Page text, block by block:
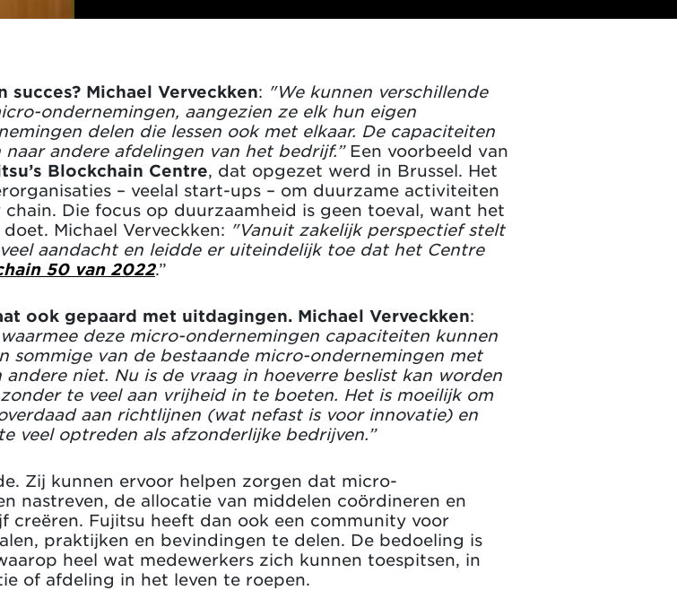
Michael Verveckken: "We kunnen verschillende
ondernemingen, aangezien ze elk hun eigen
delen die lessen ook met elkaar. De capaciteiten
andere afdelingen van het bedrijf.” Een voorbeeld van
Blockchain Centre, dat opgezet werd in Brussel. Het
– veelal start-ups – om duurzame activiteiten
Die focus op duurzaamheid is geen toeval, want het
Michael Verveckken: "Vanuit zakelijk perspectief stelt
aandacht en leidde er uiteindelijk toe dat het Centre
50 van 2022.”
ook gepaard met uitdagingen. Michael Verveckken:
deze micro-ondernemingen capaciteiten kunnen
sommige van de bestaande micro-ondernemingen met
niet. Nu is de vraag in hoeverre beslist kan worden
te veel aan vrijheid in te boeten. Het is moeilijk om
aan richtlijnen (wat nefast is voor innovatie) en
veel optreden als afzonderlijke bedrijven.”
Zij kunnen ervoor helpen zorgen dat micro-
nastreven, de allocatie van middelen coördineren en
creëren. Fujitsu heeft dan ook een community voor
praktijken en bevindingen te delen. De bedoeling is
heel wat medewerkers zich kunnen toespitsen, in
of afdeling in het leven te roepen.